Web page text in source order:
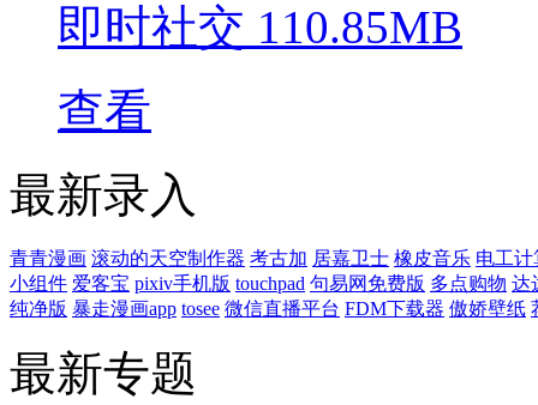
即时社交 110.85MB
查看
最新录入
青青漫画 滚动的天空制作器 考古加 居嘉卫士 橡皮音乐 电工
小组件 爱客宝 pixiv手机版 touchpad 句易网免费版 多点购物 达
纯净版 暴走漫画app tosee 微信直播平台 FDM下载器 傲娇壁纸
最新专题